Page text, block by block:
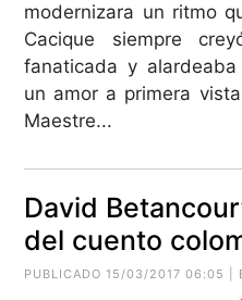
modernizara un ritmo
Cacique siempre
fanaticada y
un amor a primera
Maestre...
David
del cuento
PUBLICADO 15/03/2017 06:05 |